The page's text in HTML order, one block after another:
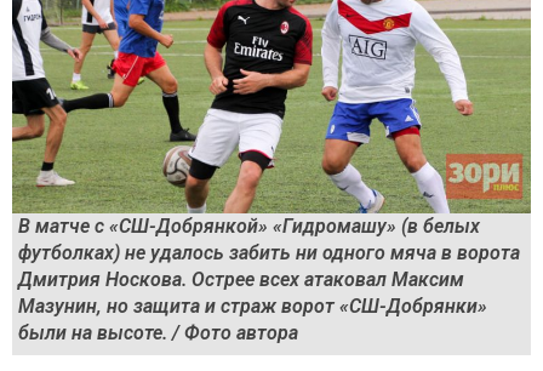
В матче с «СШ-Добрянкой» «Гидромашу» (в белых
футболках) не удалось забить ни одного мяча в ворота
Дмитрия Носкова. Острее всех атаковал Максим
Мазунин, но защита и страж ворот «СШ-Добрянки»
были на высоте. / Фото автора